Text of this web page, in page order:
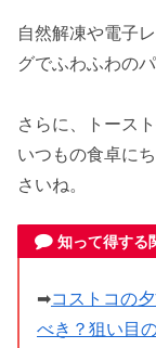
自然解凍や電子
グでふわふわの
さらに、トース
いつもの食卓に
さいね。
知って得する
➡コストコの
べき？狙い目